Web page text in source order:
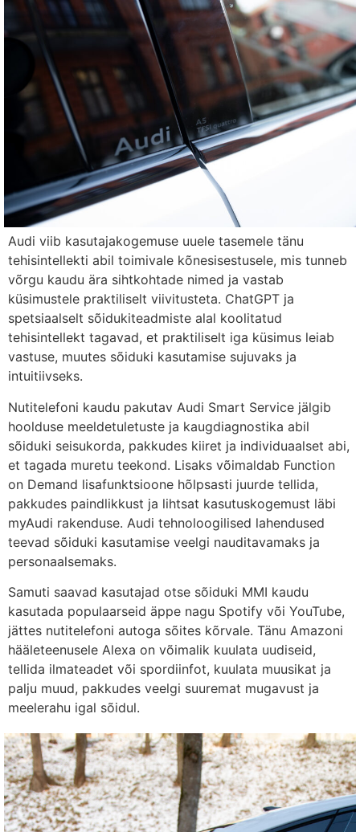
Audi viib kasutajakogemuse uuele tasemele tänu
tehisintellekti abil toimivale kõnesisestusele, mis tunneb
võrgu kaudu ära sihtkohtade nimed ja vastab
küsimustele praktiliselt viivitusteta. ChatGPT ja
spetsiaalselt sõidukiteadmiste alal koolitatud
tehisintellekt tagavad, et praktiliselt iga küsimus leiab
vastuse, muutes sõiduki kasutamise sujuvaks ja
intuitiivseks.
Nutitelefoni kaudu pakutav Audi Smart Service jälgib
hoolduse meeldetuletuste ja kaugdiagnostika abil
sõiduki seisukorda, pakkudes kiiret ja individuaalset abi,
et tagada muretu teekond. Lisaks võimaldab Function
on Demand lisafunktsioone hõlpsasti juurde tellida,
pakkudes paindlikkust ja lihtsat kasutuskogemust läbi
myAudi rakenduse. Audi tehnoloogilised lahendused
teevad sõiduki kasutamise veelgi nauditavamaks ja
personaalsemaks.
Samuti saavad kasutajad otse sõiduki MMI kaudu
kasutada populaarseid äppe nagu Spotify või YouTube,
jättes nutitelefoni autoga sõites kõrvale. Tänu Amazoni
hääleteenusele Alexa on võimalik kuulata uudiseid,
tellida ilmateadet või spordiinfot, kuulata muusikat ja
palju muud, pakkudes veelgi suuremat mugavust ja
meelerahu igal sõidul.